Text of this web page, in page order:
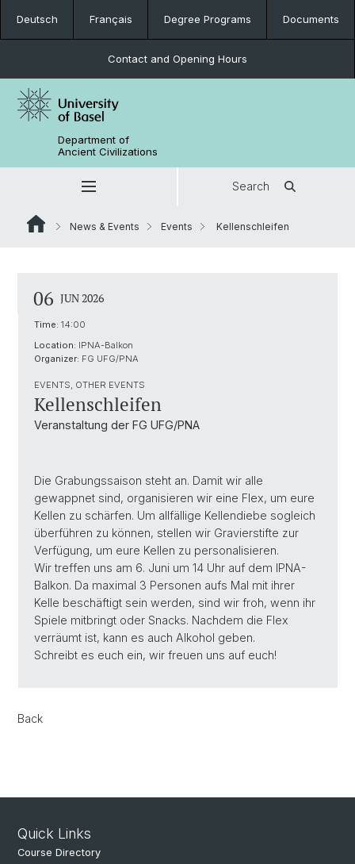
Deutsch Français Degree Programs Documents
Contact and Opening Hours
Department of
Ancient Civilizations
Search
News & Events Events Kellenschleifen
06 JUN 2026
Time: 14:00
Location: IPNA-Balkon
Organizer: FG UFG/PNA
EVENTS, OTHER EVENTS
Kellenschleifen
Veranstaltung der FG UFG/PNA
Die Grabungssaison steht an. Damit wir alle
gewappnet sind, organisieren wir eine Flex, um eure
Kellen zu schärfen. Um allfällige Kellendiebe sogleich
überführen zu können, stellen wir Gravierstifte zur
Verfügung, um eure Kellen zu personalisieren.
Wir treffen uns am 6. Juni um 14 Uhr auf dem IPNA-
Balkon. Da maximal 3 Personen aufs Mal mit ihrer
Kelle beschäftigt sein werden, sind wir froh, wenn ihr
Spiele mitbringt oder Snacks. Nachdem die Flex
verräumt ist, kann es auch Alkohol geben.
Schreibt es euch ein, wir freuen uns auf euch!
Back
Quick Links
Course Directory